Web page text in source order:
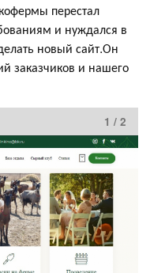
перестал
и нуждался в
новый сайт.Он
заказчиков и нашего
1 / 2